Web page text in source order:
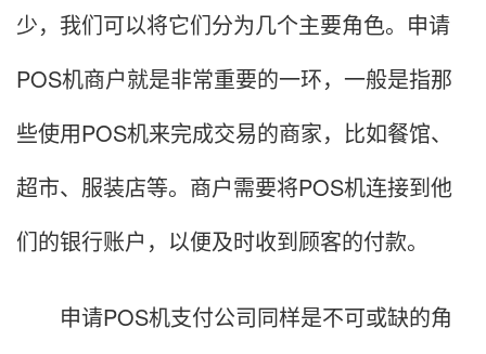
少，我们可以将它们分为几个主要角色。申请
POS机商户就是非常重要的一环，一般是指那
些使用POS机来完成交易的商家，比如餐馆、
超市、服装店等。商户需要将POS机连接到他
们的银行账户，以便及时收到顾客的付款。
申请POS机支付公司同样是不可或缺的角